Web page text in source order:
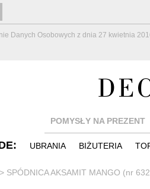
Danych Osobowych z dnia 27 kwietnia
POMYSŁY NA PREZENT
UBRANIA BIŻUTERIA
> SPÓDNICA AKSAMIT MANGO (nr